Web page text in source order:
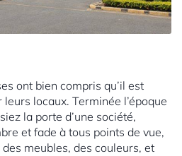
ont bien compris qu’il est
locaux. Terminée l’époque
la porte d’une société,
et fade à tous points de vue,
meubles, des couleurs, et